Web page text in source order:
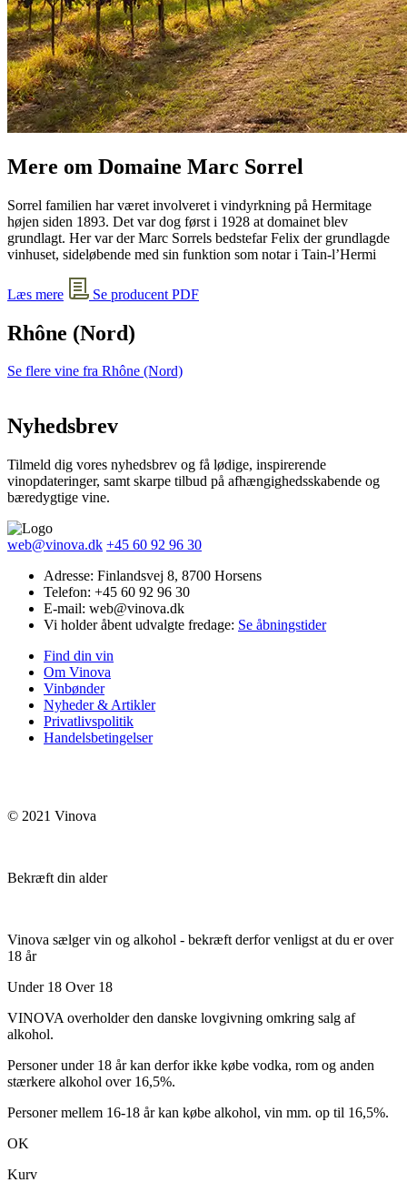
Mere om Domaine Marc Sorrel
Sorrel familien har været involveret i vindyrkning på Hermitage
højen siden 1893. Det var dog først i 1928 at domainet blev
grundlagt. Her var der Marc Sorrels bedstefar Felix der grundlagde
vinhuset, sideløbende med sin funktion som notar i Tain-l’Hermi
Læs mere Se producent PDF
Rhône (Nord)
Se flere vine fra Rhône (Nord)
Nyhedsbrev
Tilmeld dig vores nyhedsbrev og få lødige, inspirerende
vinopdateringer, samt skarpe tilbud på afhængighedsskabende og
bæredygtige vine.
web@vinova.dk +45 60 92 96 30
Adresse: Finlandsvej 8, 8700 Horsens
Telefon: +45 60 92 96 30
E-mail: web@vinova.dk
Vi holder åbent udvalgte fredage: Se åbningstider
Find din vin
Om Vinova
Vinbønder
Nyheder & Artikler
Privatlivspolitik
Handelsbetingelser
© 2021 Vinova
Bekræft din alder
Vinova sælger vin og alkohol - bekræft derfor venligst at du er over
18 år
Under 18 Over 18
VINOVA overholder den danske lovgivning omkring salg af
alkohol.
Personer under 18 år kan derfor ikke købe vodka, rom og anden
stærkere alkohol over 16,5%.
Personer mellem 16-18 år kan købe alkohol, vin mm. op til 16,5%.
OK
Kurv